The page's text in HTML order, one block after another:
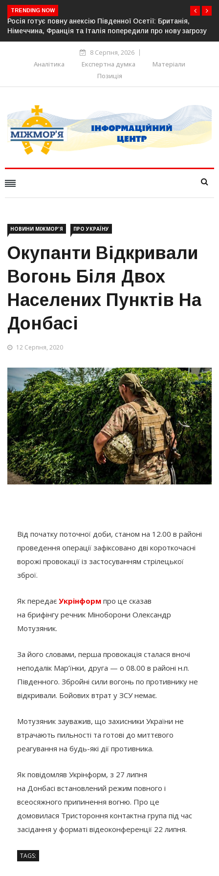
TRENDING NOW
Британія,
про нову загрозу
Естонія посилює кордон із Росією:
прикордонної інфраструктури
8 Серпня, 2026
Аналітика
Експертна думка
Матеріали
Позиція
НОВИНИ МІЖМОР'Я ПРО УКРАЇНУ
Окупанти Відкривали
Вогонь Біля Двох
Населених Пунктів На
Донбасі
12 Серпня, 2020
Від початку поточної доби, станом на 12.00 в районі
проведення операції зафіксовано дві короткочасні
ворожі провокації із застосуванням стрілецької
зброї.
Як передає Укрінформ про це сказав
на брифінгу речник Міноборони Олександр
Мотузяник.
За його словами, перша провокація сталася вночі
неподалік Мар’їнки, друга — о 08.00 в районі н.п.
Південного. Збройні сили вогонь по противнику не
відкривали. Бойових втрат у ЗСУ немає.
Мотузяник зауважив, що захисники України не
втрачають пильності та готові до миттєвого
реагування на будь-які дії противника.
Як повідомляв Укрінформ, з 27 липня
на Донбасі встановлений режим повного і
всеосяжного припинення вогню. Про це
домовилася Тристороння контактна група під час
засідання у форматі відеоконференції 22 липня.
TAGS: